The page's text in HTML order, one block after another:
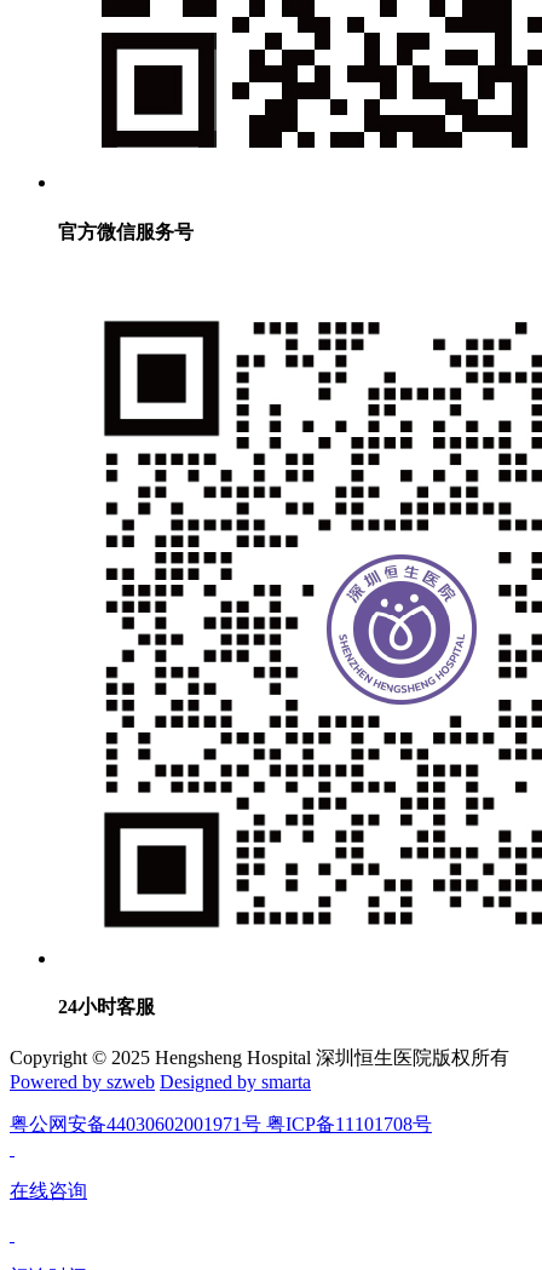
官方微信服务号
24小时客服
Copyright © 2025 Hengsheng Hospital 深圳恒生医院版权所有
Powered by szweb Designed by smarta
粤公网安备44030602001971号 粤ICP备11101708号
在线咨询